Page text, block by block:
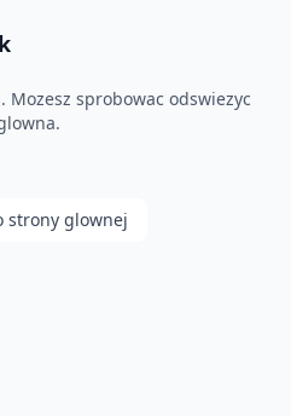
sprobowac odswiezyc
strony glownej